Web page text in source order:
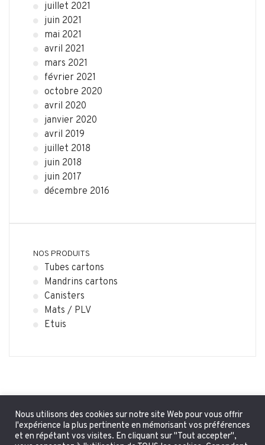
juillet 2021
juin 2021
mai 2021
avril 2021
mars 2021
février 2021
octobre 2020
avril 2020
janvier 2020
avril 2019
juillet 2018
juin 2018
juin 2017
décembre 2016
NOS PRODUITS
Tubes cartons
Mandrins cartons
Canisters
Mats / PLV
Etuis
Nous utilisons des cookies sur notre site Web pour vous offrir
l'expérience la plus pertinente en mémorisant vos préférences
et en répétant vos visites. En cliquant sur "Tout accepter",